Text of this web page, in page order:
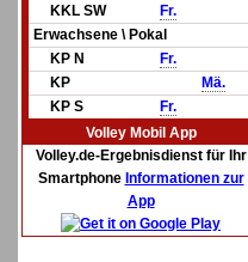
KKL SW
Fr.
Erwachsene \ Pokal
KP N
Fr.
KP
Mä.
KP S
Fr.
Volley Mobil App
Volley.de-Ergebnisdienst für Ihr
Smartphone Informationen zur
App